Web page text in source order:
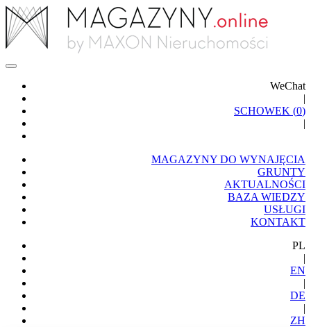
WeChat
|
SCHOWEK (0)
|
MAGAZYNY DO WYNAJĘCIA
GRUNTY
AKTUALNOŚCI
BAZA WIEDZY
USŁUGI
KONTAKT
PL
|
EN
|
DE
|
ZH